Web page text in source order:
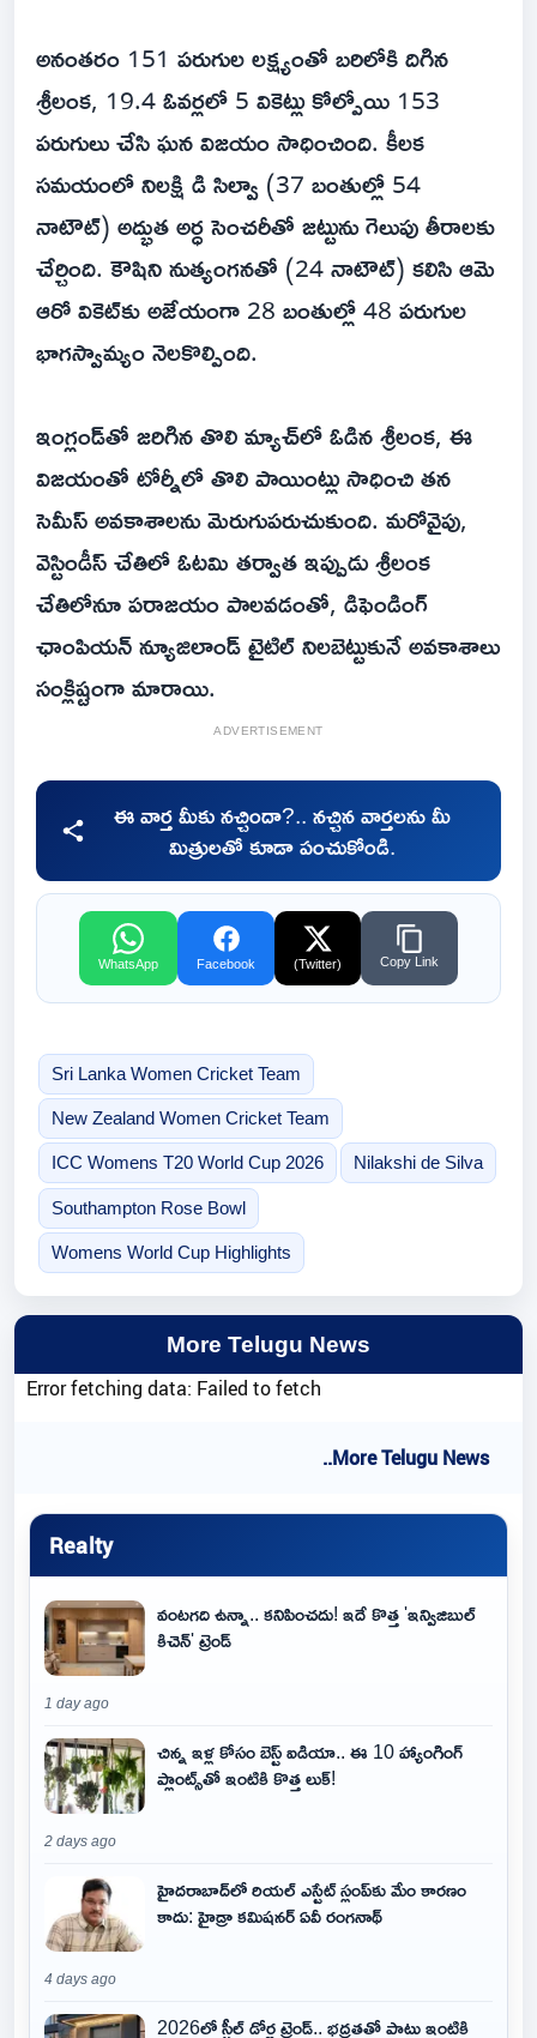
అనంతరం 151 పరుగుల లక్ష్యంతో బరిలోకి దిగిన
శ్రీలంక, 19.4 ఓవర్లలో 5 వికెట్లు కోల్పోయి 153
పరుగులు చేసి ఘన విజయం సాధించింది. కీలక
సమయంలో నిలక్షి డి సిల్వా (37 బంతుల్లో 54
నాటౌట్) అద్భుత అర్ధ సెంచరీతో జట్టును గెలుపు తీరాలకు
చేర్చింది. కౌషిని నుత్యంగనతో (24 నాటౌట్) కలిసి ఆమె
ఆరో వికెట్‌కు అజేయంగా 28 బంతుల్లో 48 పరుగుల
భాగస్వామ్యం నెలకొల్పింది.
ఇంగ్లండ్‌తో జరిగిన తొలి మ్యాచ్‌లో ఓడిన శ్రీలంక, ఈ
విజయంతో టోర్నీలో తొలి పాయింట్లు సాధించి తన
సెమీస్ అవకాశాలను మెరుగుపరుచుకుంది. మరోవైపు,
వెస్టిండీస్ చేతిలో ఓటమి తర్వాత ఇప్పుడు శ్రీలంక
చేతిలోనూ పరాజయం పాలవడంతో, డిఫెండింగ్
ఛాంపియన్ న్యూజిలాండ్ టైటిల్ నిలబెట్టుకునే అవకాశాలు
సంక్లిష్టంగా మారాయి.
ADVERTISEMENT
ఈ వార్త మీకు నచ్చిందా?.. నచ్చిన వార్తలను మీ
మిత్రులతో కూడా పంచుకోండి.
WhatsApp Facebook (Twitter) Copy Link
Sri Lanka Women Cricket Team
New Zealand Women Cricket Team
ICC Womens T20 World Cup 2026 Nilakshi de Silva
Southampton Rose Bowl
Womens World Cup Highlights
More Telugu News
Error fetching data: Failed to fetch
..More Telugu News
Realty
వంటగది ఉన్నా.. కనిపించదు! ఇదే కొత్త 'ఇన్విజిబుల్
కిచెన్' ట్రెండ్
1 day ago
చిన్న ఇళ్ల కోసం బెస్ట్ ఐడియా.. ఈ 10 హ్యాంగింగ్
ప్లాంట్స్‌తో ఇంటికి కొత్త లుక్!
2 days ago
హైదరాబాద్‌లో రియల్ ఎస్టేట్ స్లంప్‌కు మేం కారణం
కాదు: హైడ్రా కమిషనర్ ఏవీ రంగనాథ్
4 days ago
2026లో స్టీల్ డోర్ల ట్రెండ్.. భద్రతతో పాటు ఇంటికి